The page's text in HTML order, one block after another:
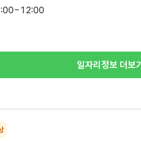
일자리정보 더보기